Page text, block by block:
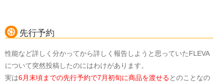
先行予約
性能など詳しく分かってから詳しく報告しようと思っていたFLEVA
について突然投稿したのにはわけがあります。
実は6月末頃までの先行予約で7月初旬に商品を渡せるとのことなの